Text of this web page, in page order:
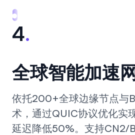
4.
全球智能加速
依托200+全球边缘节点与
术，通过QUIC协议优化实
延迟降低50%。支持CN2/